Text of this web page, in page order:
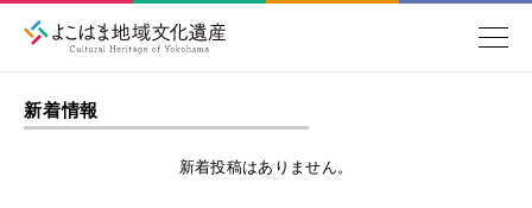
新着情報
新着投稿はありません。